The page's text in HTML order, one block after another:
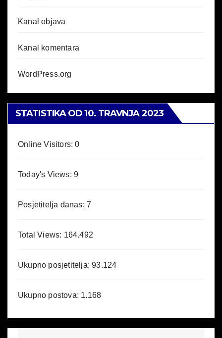
Kanal objava
Kanal komentara
WordPress.org
STATISTIKA OD 10. TRAVNJA 2023
Online Visitors:0
Today's Views: 9
Posjetitelja danas: 7
Total Views: 164.492
Ukupno posjetitelja:93.124
Ukupno postova: 1.168